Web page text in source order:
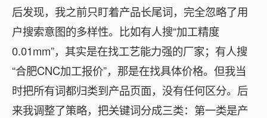
后发现，我之前只盯着产品长尾词，完全忽略了用
户搜索意图的多样性。比如有人搜“加工精度
0.01mm”，其实是在找工艺能力强的厂家；有人搜
“合肥CNC加工报价”，那是在找具体价格。但我当
时把所有词都归类到产品页面，没有任何区分。后
来我调整了策略，把关键词分成三类：第一类是产